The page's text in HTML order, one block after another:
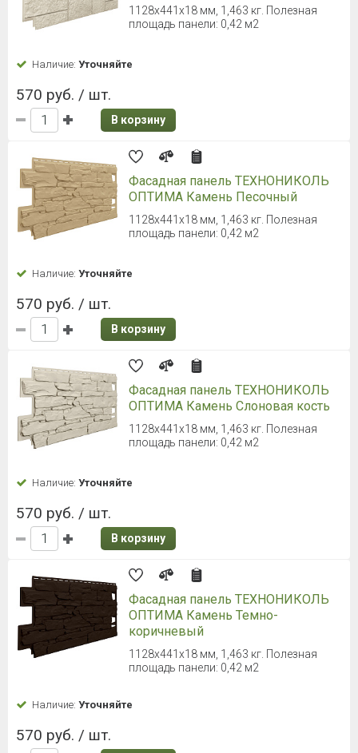
1128х441х18 мм, 1,463 кг. Полезная
площадь панели: 0,42 м2
Наличие: Уточняйте
570 руб. / шт.
В корзину
Фасадная панель ТЕХНОНИКОЛЬ
ОПТИМА Камень Песочный
1128х441х18 мм, 1,463 кг. Полезная
площадь панели: 0,42 м2
Наличие: Уточняйте
570 руб. / шт.
В корзину
Фасадная панель ТЕХНОНИКОЛЬ
ОПТИМА Камень Слоновая кость
1128х441х18 мм, 1,463 кг. Полезная
площадь панели: 0,42 м2
Наличие: Уточняйте
570 руб. / шт.
В корзину
Фасадная панель ТЕХНОНИКОЛЬ
ОПТИМА Камень Темно-
коричневый
1128х441х18 мм, 1,463 кг. Полезная
площадь панели: 0,42 м2
Наличие: Уточняйте
570 руб. / шт.